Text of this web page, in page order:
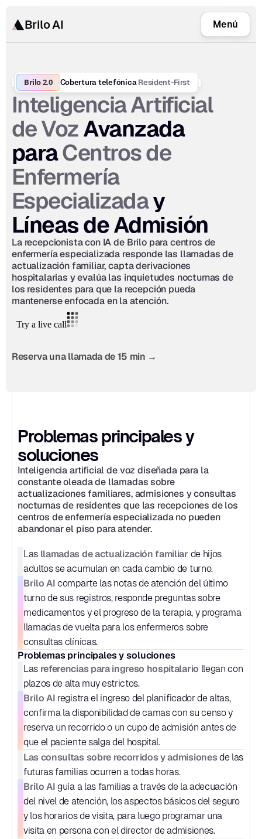
Brilo AI Menú
Brilo 2.0 Cobertura telefónica Resident-First
Inteligencia Artificial
de Voz Avanzada
para Centros de
Enfermería
Especializada y
Líneas de Admisión
La recepcionista con IA de Brilo para centros de
enfermería especializada responde las llamadas de
actualización familiar, capta derivaciones
hospitalarias y evalúa las inquietudes nocturnas de
los residentes para que la recepción pueda
mantenerse enfocada en la atención.
Reserva una llamada de 15 min →
Problemas principales y
soluciones
Inteligencia artificial de voz diseñada para la
constante oleada de llamadas sobre
actualizaciones familiares, admisiones y consultas
nocturnas de residentes que las recepciones de los
centros de enfermería especializada no pueden
abandonar el piso para atender.
Las llamadas de actualización familiar de hijos
adultos se acumulan en cada cambio de turno.
Brilo AI comparte las notas de atención del último
turno de sus registros, responde preguntas sobre
medicamentos y el progreso de la terapia, y programa
llamadas de vuelta para los enfermeros sobre
consultas clínicas.
Problemas principales y soluciones
Las referencias para ingreso hospitalario llegan con
plazos de alta muy estrictos.
Brilo AI registra el ingreso del planificador de altas,
confirma la disponibilidad de camas con su censo y
reserva un recorrido o un cupo de admisión antes de
que el paciente salga del hospital.
Las consultas sobre recorridos y admisiones de las
futuras familias ocurren a todas horas.
Brilo AI guía a las familias a través de la adecuación
del nivel de atención, los aspectos básicos del seguro
y los horarios de visita, para luego programar una
visita en persona con el director de admisiones.